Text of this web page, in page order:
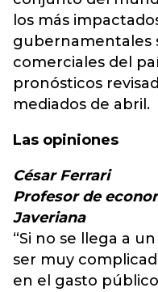
los más
gubernamentales
comerciales del
pronósticos
mediados de abril.
Las opiniones
César Ferrari
Profesor de
Javeriana
“Si no se llega a
ser muy
en el gasto